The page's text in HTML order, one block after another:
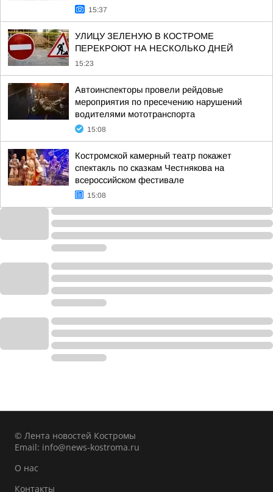
15:37
УЛИЦУ ЗЕЛЕНУЮ В КОСТРОМЕ
ПЕРЕКРОЮТ НА НЕСКОЛЬКО ДНЕЙ
15:23
Автоинспекторы провели рейдовые
мероприятия по пресечению нарушений
водителями мототранспорта
15:08
Костромской камерный театр покажет
спектакль по сказкам Честнякова на
всероссийском фестивале
15:08
© Лента новостей Костромы
Email: info@news-kostroma.ru
О нас
Контакты